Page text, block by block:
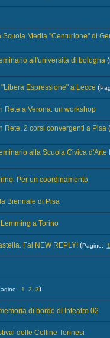
Scuola Media "Centurione" di
all'università di bologna(
Espressione" a Lecce (
Rete a Verona. un workshop
Rete. 2 corsi convergenti a Pisa(
alla Scuola Civica d'Arte
Per un coordinamento
Biennale di Pisa
a Torino
Fai NEW REPLY!(Pagine: 1
1 2 3)
di bordo di Inteatro 02
delle Colline Torinesi